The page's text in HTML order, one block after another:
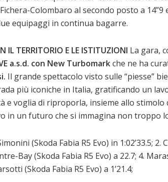
Colombaro al secondo posto a 14”9
equipaggi in continua bagarre.
IL TERRITORIO E LE ISTITUZIONI La gara,
a.s.d. con New Turbomarkche ne ha
Il grande spettacolo visto sulle “piesse”
più iconiche in Italia, gratificando un
e voglia di riproporla, insieme allo
in un futuro che si immagina non troppo
(Skoda Fabia R5 Evo) in 1:02’33.5;
Bay (Skoda Fabia R5 Evo) a 22.7; 4.
(Skoda Fabia R5 Evo) a 1’21.4;